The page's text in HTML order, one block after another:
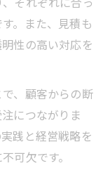
。また、見積も
性の高い対応を
、顧客からの断
につながりま
践と経営戦略を
可欠です。